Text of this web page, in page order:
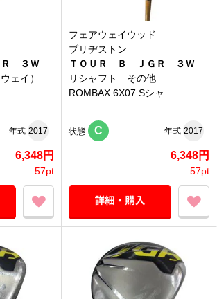
３Ｗ
ウェイ）
年式 2017
6,348円
57pt
フェアウェイウッド
ブリヂストン
ＴＯＵＲ Ｂ ＪＧＲ ３Ｗ
リシャフト その他
ROMBAX 6X07 Sシャ...
状態 C 年式 2017
6,348円
57pt